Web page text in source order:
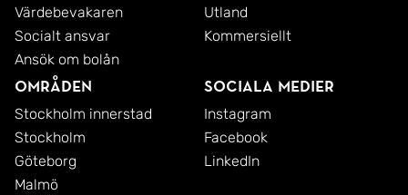
Värdebevakaren
Socialt ansvar
Ansök om bolån
Utland
Kommersiellt
Områden
Stockholm innerstad
Stockholm
Göteborg
Malmö
Sociala medier
Instagram
Facebook
LinkedIn